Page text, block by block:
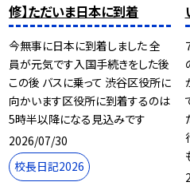
修】ただいま日本に到着
今無事に日本に到着しました 全
員が元気です入国手続きをした後
この後 バスに乗って 渋谷区役所に
向かいます区役所に到着するのは
5時半以降になる見込みです
2026/07/30
校長日記2026